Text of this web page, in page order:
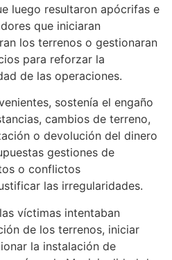
luego resultaron apócrifas e
que iniciaran
los terrenos o gestionaran
para reforzar la
de las operaciones.
sostenía el engaño
cambios de terreno,
o devolución del dinero
gestiones de
o conflictos
las irregularidades.
víctimas intentaban
de los terrenos, iniciar
la instalación de